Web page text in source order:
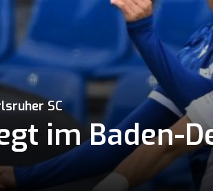
SC
im Baden-